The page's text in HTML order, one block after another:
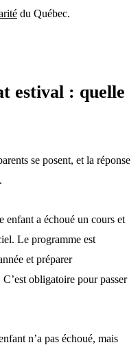
du Québec.
estival : quelle
se posent, et la réponse
enfant a échoué un cours et
Le programme est
et préparer
obligatoire pour passer
n’a pas échoué, mais